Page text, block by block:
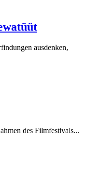
ausdenken,
des Filmfestivals...